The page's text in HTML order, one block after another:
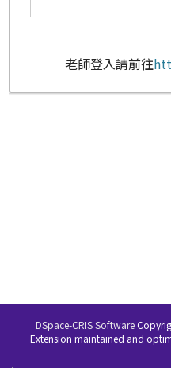
老師登入請前往
DSpace-CRIS Software
Extension maintained and